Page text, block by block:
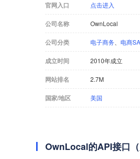
官网入口 点击进入
公司名称 OwnLocal
公司分类 电子商务 电商
成立时间 2010年成立
网站排名 2.7M
国家/地区 美国
OwnLocal的API接口（